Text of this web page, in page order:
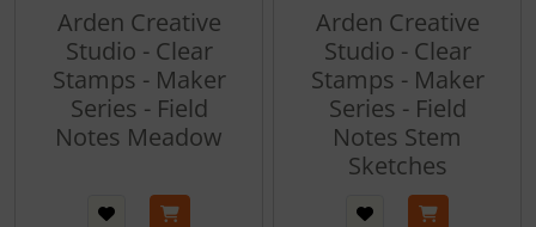
Arden Creative
Studio - Clear
Stamps - Maker
Series - Field
Notes Meadow
Arden Creative
Studio - Clear
Stamps - Maker
Series - Field
Notes Stem
Sketches